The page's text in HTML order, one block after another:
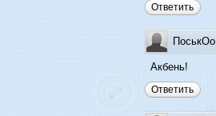
Ответить
ПоськОо
Акбень!
Ответить